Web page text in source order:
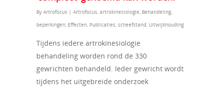
By Artrofocus | Artrofocus, artrokinesiologie, Behandeling,
beperkingen, Effecten, Publicaties, scheefstand, Uitwijkhouding
Tijdens iedere artrokinesiologie
behandeling worden rond de 330
gewrichten behandeld. Ieder gewricht wordt
tijdens het uitgebreide onderzoek